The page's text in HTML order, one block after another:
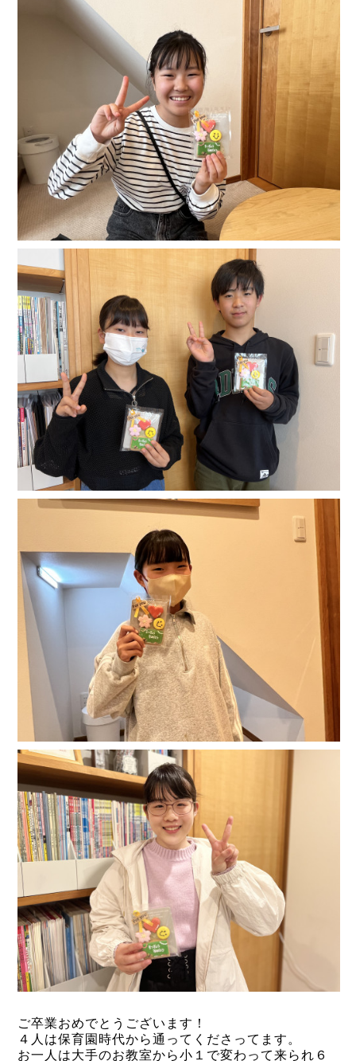
ご卒業おめでとうございます！
４人は保育園時代から通ってくださってます。
お一人は大手のお教室から小１で変わって来られ６